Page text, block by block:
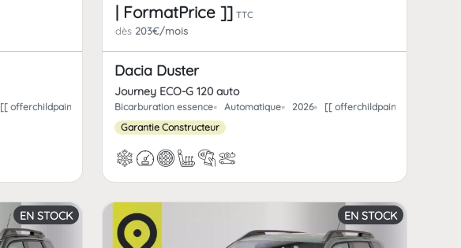
[[ offerchildpaint.offerchild_km | FormatNumber ]] kms
| FormatPrice ]] TTC
dès 203€/mois
Dacia Duster
Journey ECO-G 120 auto
Bicarburation essence Automatique 2026
[[
Garantie Constructeur
EN STOCK EN STOCK